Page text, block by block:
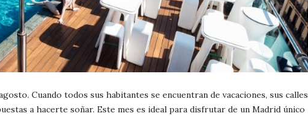
Cuando todos sus habitantes se encuentran de vacaciones, sus calles
a hacerte soñar. Este mes es ideal para disfrutar de un Madrid único